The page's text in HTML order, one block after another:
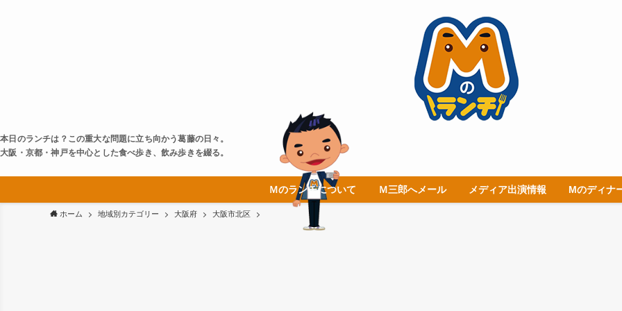
本日のランチは？この重大な問題に立ち向かう葛藤の日々。
大阪・京都・神戸を中心とした食べ歩き、飲み歩きを綴る。
Ｍのランチについて Ｍ三郎へメール メディア出演情報 Mのディナ
ホーム 地域別カテゴリー 大阪府 大阪市北区